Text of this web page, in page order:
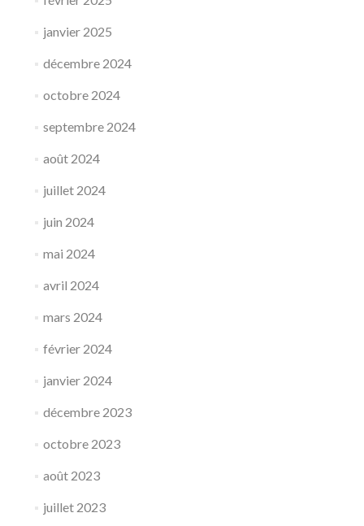
janvier 2025
décembre 2024
octobre 2024
septembre 2024
août 2024
juillet 2024
juin 2024
mai 2024
avril 2024
mars 2024
février 2024
janvier 2024
décembre 2023
octobre 2023
août 2023
juillet 2023